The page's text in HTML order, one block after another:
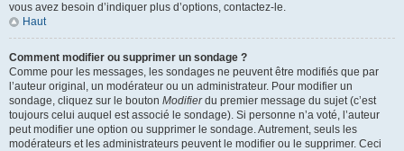
vous avez besoin d’indiquer plus d’options, contactez-le.
Haut
Comment modifier ou supprimer un sondage ?
Comme pour les messages, les sondages ne peuvent être modifiés que par
l’auteur original, un modérateur ou un administrateur. Pour modifier un
sondage, cliquez sur le bouton Modifierdu premier message du sujet (c’est
toujours celui auquel est associé le sondage). Si personne n’a voté, l’auteur
peut modifier une option ou supprimer le sondage. Autrement, seuls les
modérateurs et les administrateurs peuvent le modifier ou le supprimer. Ceci